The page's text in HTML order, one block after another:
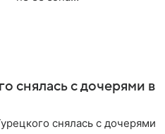
снялась с дочерями в
снялась с дочерями